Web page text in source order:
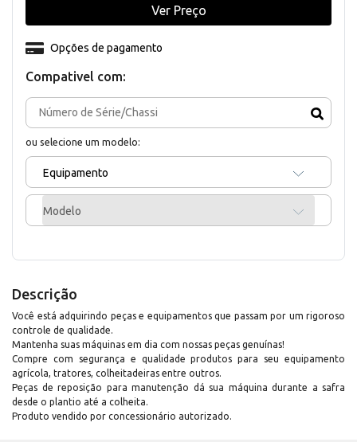
Compativel com:
ou selecione um modelo:
Equipamento
Modelo
Opções de pagamento
Ver Preço
Descrição
Você está adquirindo peças e equipamentos que passam por um rigoroso
controle de qualidade.
Mantenha suas máquinas em dia com nossas peças genuínas!
Compre com segurança e qualidade produtos para seu equipamento
agrícola, tratores, colheitadeiras entre outros.
Peças de reposição para manutenção dá sua máquina durante a safra
desde o plantio até a colheita.
Produto vendido por concessionário autorizado.